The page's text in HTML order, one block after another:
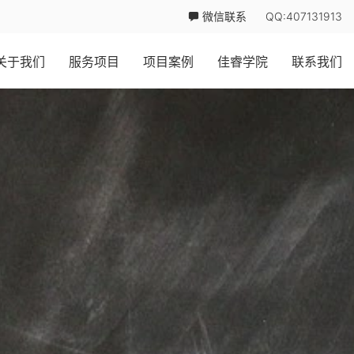
微信联系 QQ:407131913
于我们 服务项目 项目案例 佳睿学院 联系我们